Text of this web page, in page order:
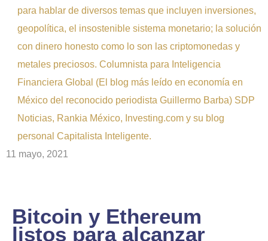
para hablar de diversos temas que incluyen inversiones,
geopolítica, el insostenible sistema monetario; la solución
con dinero honesto como lo son las criptomonedas y
metales preciosos. Columnista para Inteligencia
Financiera Global (El blog más leído en economía en
México del reconocido periodista Guillermo Barba) SDP
Noticias, Rankia México, Investing.com y su blog
personal Capitalista Inteligente.
11 mayo, 2021
Bitcoin y Ethereum
listos para alcanzar